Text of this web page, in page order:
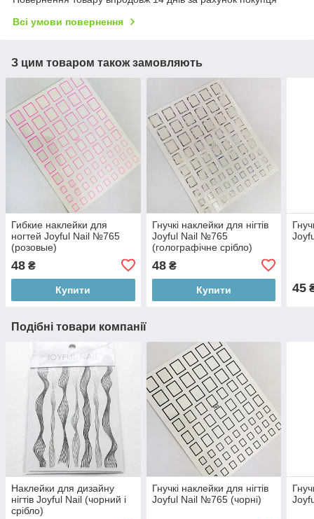
Всі умови повернення
З цим товаром також замовляють
Гибкие наклейки для
ногтей Joyful Nail №765
(розовые)
48 ₴
Купити
Гнучкі наклейки для нігтів
Joyful Nail №765
(голографічне срібло)
48₴
Купити 45
Подібні товари компанії
Наклейки для дизайну
нігтів Joyful Nail (чорний і
срібло)
Гнучкі наклейки для нігтів
Joyful Nail №765 (чорні)